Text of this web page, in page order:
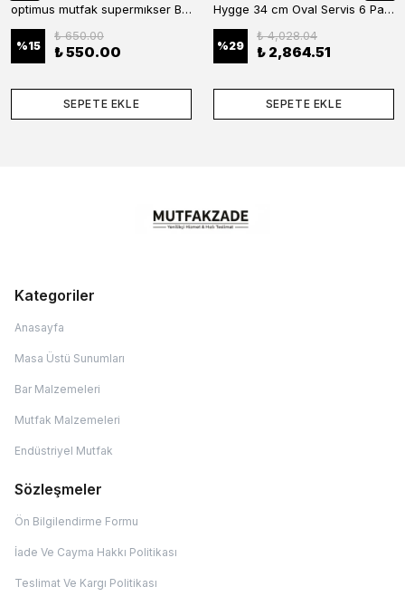
optimus mutfak supermıkser Bar Konteyner 6'lı 50×16×9 cm Kapaklı Polikarbon Organizer Bar & Kafe
%15
₺ 650.00
₺ 550.00
SEPETE EKLE
Hygge 34 cm Oval Servis 6 Parça
%29
₺ 4,028.04
₺ 2,864.51
SEPETE EKLE
Kategoriler
Anasayfa
Masa Üstü Sunumları
Bar Malzemeleri
Mutfak Malzemeleri
Endüstriyel Mutfak
Sözleşmeler
Ön Bilgilendirme Formu
İade Ve Cayma Hakkı Politikası
Teslimat Ve Kargı Politikası